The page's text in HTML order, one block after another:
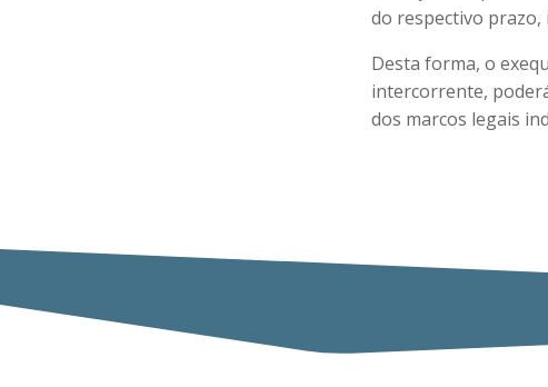
do respectivo prazo,
Desta forma, o
intercorrente,
dos marcos legais